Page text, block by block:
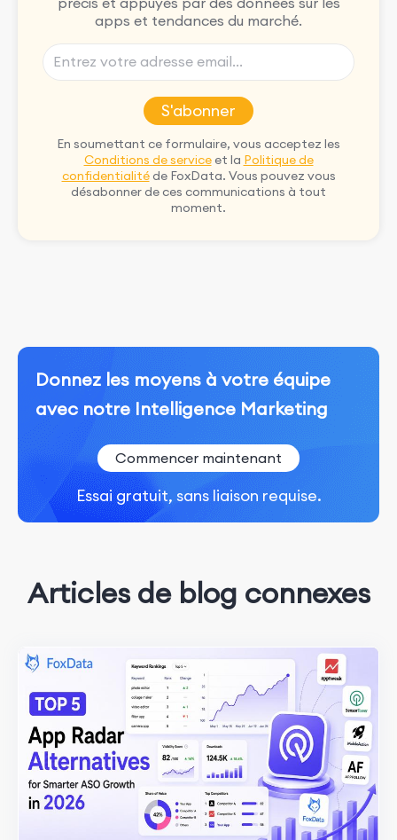
apps et tendances du marché.
S'abonner
En soumettant ce formulaire, vous acceptez les
Conditions de serviceet la Politique de
confidentialitéde FoxData. Vous pouvez vous
désabonner de ces communications à tout
moment.
Donnez les moyens à votre équipe
avec notre Intelligence Marketing
Commencer maintenant
Essai gratuit, sans liaison requise.
Articles de blog connexes